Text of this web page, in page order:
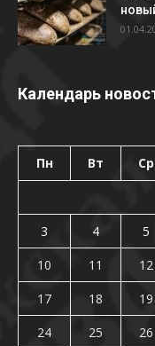
Календарь
Пн Вт Ср
3
4 5
10
11 12
17
18 19
24
25 26